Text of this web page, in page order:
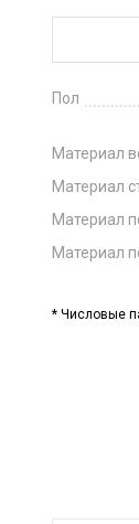
Пол
Материал
Материал
Материал
Материал
* Числовые